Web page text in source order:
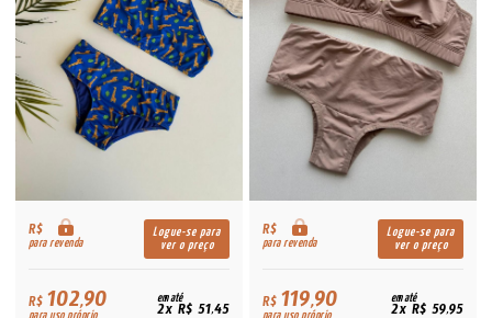
R$
para revenda
Logue-se para
ver o preço
R$102,90 em até
2x R$ 51,45
R$
para revenda
Logue-se para
ver o preço
R$119,90 em até
2x R$ 59,95